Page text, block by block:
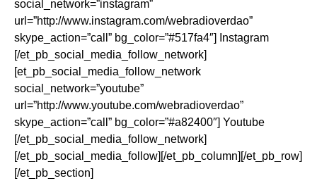
social_network=”instagram”
url=”http://www.instagram.com/webradioverdao”
skype_action=”call” bg_color=”#517fa4″] Instagram
[/et_pb_social_media_follow_network]
[et_pb_social_media_follow_network
social_network=”youtube”
url=”http://www.youtube.com/webradioverdao”
skype_action=”call” bg_color=”#a82400″] Youtube
[/et_pb_social_media_follow_network]
[/et_pb_social_media_follow][/et_pb_column][/et_pb_row]
[/et_pb_section]